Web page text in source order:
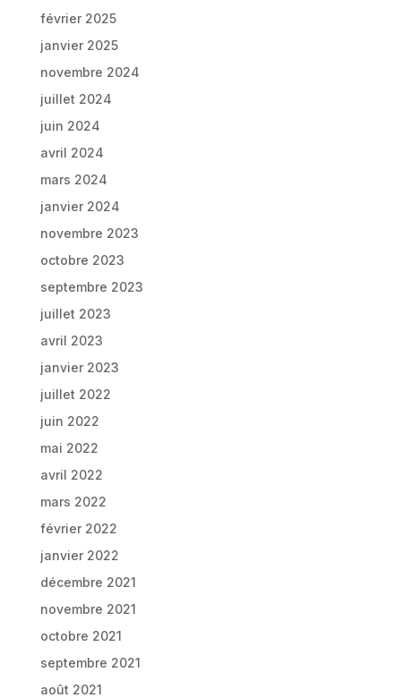
février 2025
janvier 2025
novembre 2024
juillet 2024
juin 2024
avril 2024
mars 2024
janvier 2024
novembre 2023
octobre 2023
septembre 2023
juillet 2023
avril 2023
janvier 2023
juillet 2022
juin 2022
mai 2022
avril 2022
mars 2022
février 2022
janvier 2022
décembre 2021
novembre 2021
octobre 2021
septembre 2021
août 2021